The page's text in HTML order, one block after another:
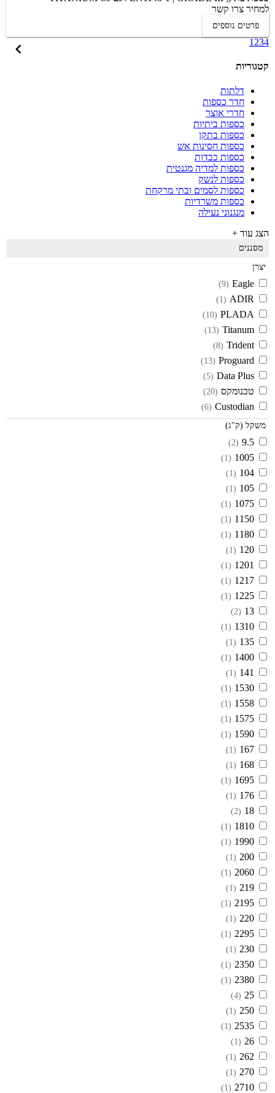
למחיר צרו קשר
פרטים נוספים
1234
קטגוריות
דלתות
חדר כספות
חדרי אוצר
כספות ביתיות
כספות בתקן
כספות חסינות אש
כספות כבדות
כספות למדיה מגנטית
כספות לנשק
כספות לסמים ובתי מרקחת
כספות משרדיות
מנגנוני נעילה
הצג עוד +
מסננים
יצרן
Eagle
(9)
ADIR
(1)
PLADA
(10)
Titanum
(13)
Trident
(8)
Proguard
(13)
Data Plus
(5)
טכנומקס (20)
Custodian
(6)
משקל (ק"ג)
9.5
(2)
1005
(1)
104
(1)
105
(1)
1075
(1)
1150
(1)
1180
(1)
120
(1)
1201
(1)
1217
(1)
1225
(1)
13
(2)
1310
(1)
135
(1)
1400
(1)
141
(1)
1530
(1)
1558
(1)
1575
(1)
1590
(1)
167
(1)
168
(1)
1695
(1)
176
(1)
18
(2)
1810
(1)
1990
(1)
200
(1)
2060
(1)
219
(1)
2195
(1)
220
(1)
2295
(1)
230
(1)
2350
(1)
2380
(1)
25
(4)
250
(1)
2535
(1)
26
(1)
262
(1)
270
(1)
2710
(1)